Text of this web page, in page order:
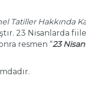
Tatiller Hakkında
23 Nisanlarda
resmen “23